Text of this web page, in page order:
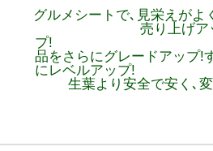
グルメシートで､見栄えがよ
売り上げア
プ! 高
品をさらにグレードアップ!
にレベル
生葉より安全で安く､変